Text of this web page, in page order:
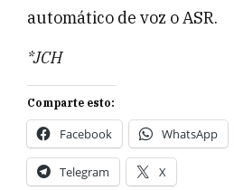
automático de voz o ASR.
*JCH
Comparte esto:
Facebook WhatsApp
Telegram X